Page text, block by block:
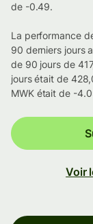
de -0.49.
La performance
90 derniers jours
de 90 jours de
jours était de
MWK était de -
Voir